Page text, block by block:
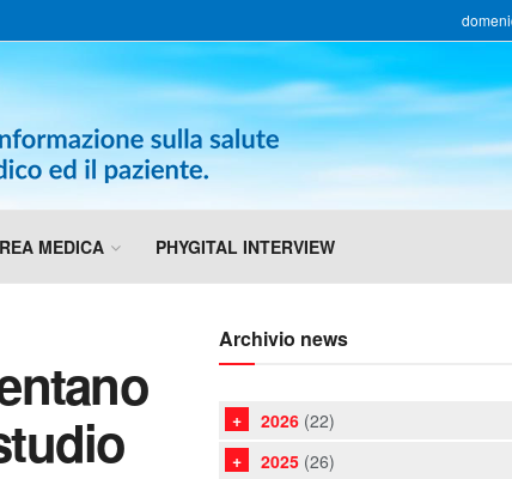
MEDICA PHYGITAL INTERVIEW
Archivio news
2026 (22)
2025 (26)